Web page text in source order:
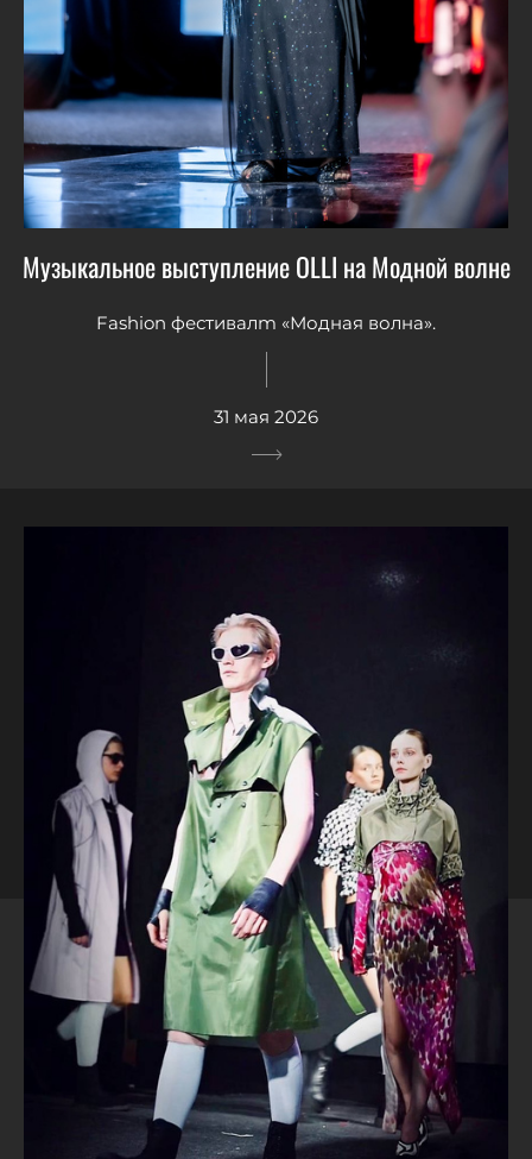
Музыкальное выступление OLLI на Модной волне
Fashion фестивалm «Модная волна».
31 мая 2026